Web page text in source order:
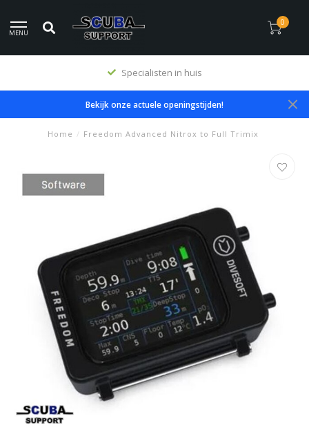
MENU
0
Specialisten in huis
Bekijk onze actuele openingstijden!
Home / Freedom Advanced Nitrox to Full Trimix